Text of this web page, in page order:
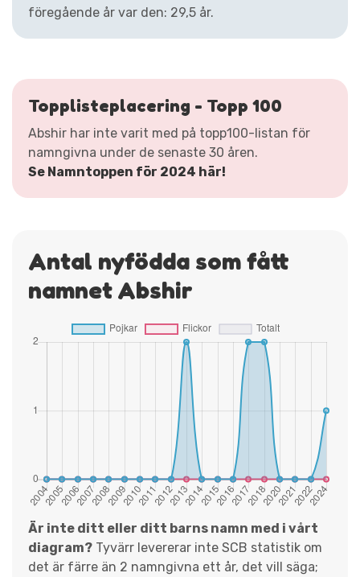
föregående år var den: 29,5 år.
Topplisteplacering - Topp 100
Abshir har inte varit med på topp100-listan för
namngivna under de senaste 30 åren.
Se Namntoppen för 2024 här!
Antal nyfödda som fått
namnet Abshir
Är inte ditt eller ditt barns namn med i vårt
diagram? Tyvärr levererar inte SCB statistik om
det är färre än 2 namngivna ett år, det vill säga;